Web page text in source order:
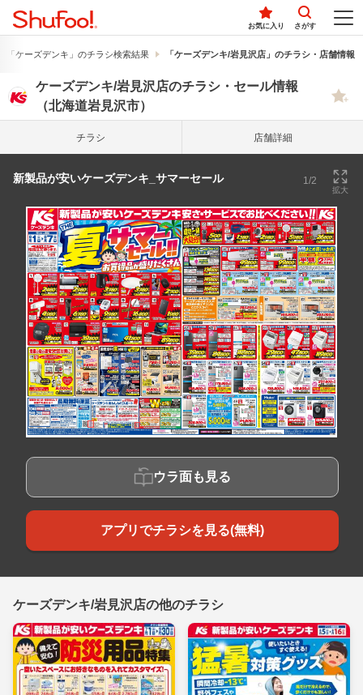
お気に入り さがす
「ケーズデンキ」のチラシ検索結果 「ケーズデンキ/岩見沢店」のチラシ・店舗情報
ケーズデンキ/岩見沢店のチラシ・セール情報
（北海道岩見沢市）
チラシ 店舗詳細
新製品が安いケーズデンキ_サマーセール 1/2
拡大
ウラ面も見る
アプリでチラシを見る(無料)
ケーズデンキ/岩見沢店の他のチラシ